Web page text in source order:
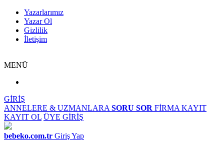
Yazarlarımız
Yazar Ol
Gizlilik
İletişim
MENÜ
GİRİŞ
ANNELERE & UZMANLARA SORU SOR FİRMA KAYIT
KAYIT OL ÜYE GİRİŞ
bebeko.com.tr Giriş Yap